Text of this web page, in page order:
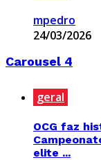
mpedro
24/03/2026
Carousel 4
geral
OCG faz
elite ...